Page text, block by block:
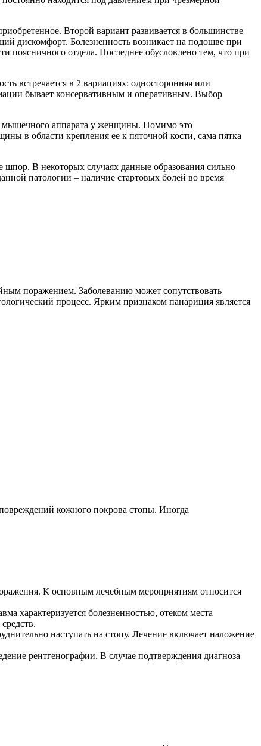
Второй вариант развивается в большинстве
дискомфорт. Болезненность возникает на подошве при
поясничного отдела. Последнее обусловлено тем, что при
встречается в 2 вариациях: односторонняя или
бывает консервативным и оперативным. Выбор
мышечного аппарата у женщины. Помимо это
в области крепления ее к пяточной кости, сама пятка
В некоторых случаях данные образования сильно
патологии – наличие стартовых болей во время
поражением. Заболеванию может сопутствовать
процесс. Ярким признаком панариция является
кожного покрова стопы. Иногда
К основным лечебным мероприятиям относится
характеризуется болезненностью, отеком места
наступать на стопу. Лечение включает наложение
рентгенографии. В случае подтверждения диагноза